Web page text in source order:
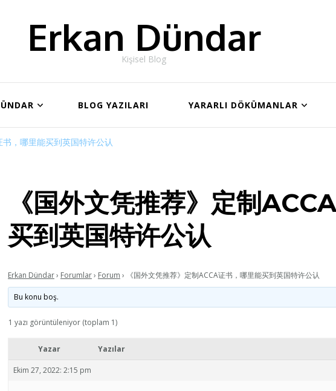
Erkan Dündar
Kişisel Blog
BLOG YAZILARI YARARLI DÖKÜMANLAR
书，哪里能买到英国特许公认
《国外文凭推荐》定制
买到英国特许公认
Erkan Dündar› Forumlar› Forum › 《国外文凭推荐》定制ACCA证书，哪里能买到英国特许公认
Bu konu boş.
1 yazı görüntüleniyor (toplam 1)
Yazar Yazılar
Ekim 27, 2022: 2:15 pm